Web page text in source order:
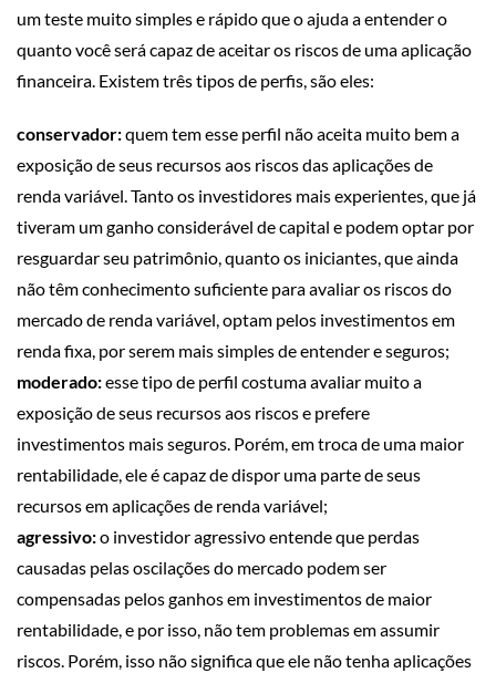
um teste muito simples e rápido que o ajuda a entender o
quanto você será capaz de aceitar os riscos de uma aplicação
financeira. Existem três tipos de perfis, são eles:
conservador:quem tem esse perfil não aceita muito bem a
exposição de seus recursos aos riscos das aplicações de
renda variável. Tanto os investidores mais experientes, que já
tiveram um ganho considerável de capital e podem optar por
resguardar seu patrimônio, quanto os iniciantes, que ainda
não têm conhecimento suficiente para avaliar os riscos do
mercado de renda variável, optam pelos investimentos em
renda fixa, por serem mais simples de entender e seguros;
moderado:esse tipo de perfil costuma avaliar muito a
exposição de seus recursos aos riscos e prefere
investimentos mais seguros. Porém, em troca de uma maior
rentabilidade, ele é capaz de dispor uma parte de seus
recursos em aplicações de renda variável;
agressivo:o investidor agressivo entende que perdas
causadas pelas oscilações do mercado podem ser
compensadas pelos ganhos em investimentos de maior
rentabilidade, e por isso, não tem problemas em assumir
riscos. Porém, isso não significa que ele não tenha aplicações